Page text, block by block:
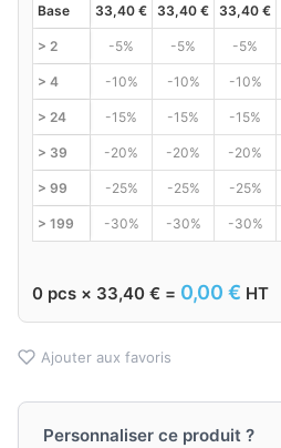
Base 33,40 € 33,40 € 33,40 €
> 2 -5% -5% -5%
> 4 -10% -10% -10%
> 24 -15% -15% -15%
> 39 -20% -20% -20%
> 99 -25% -25% -25%
> 199 -30% -30% -30%
0 pcs × 33,40 € = 0,00 € HT
Ajouter aux favoris
Personnaliser ce produit ?